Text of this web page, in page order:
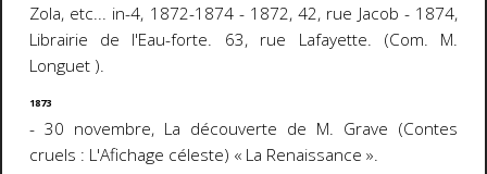
Zola, etc... in-4, 1872-1874 - 1872, 42, rue Jacob - 1874,
Librairie de l'Eau-forte. 63, rue Lafayette. (Com. M.
Longuet ).
1873
- 30 novembre, La découverte de M. Grave (Contes
cruels : L'Afichage céleste) « La Renaissance ».